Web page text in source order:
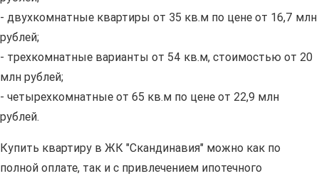
- двухкомнатные квартиры от 35 кв.м по цене от 16,7 млн
рублей;
- трехкомнатные варианты от 54 кв.м, стоимостью от 20
млн рублей;
- четырехкомнатные от 65 кв.м по цене от 22,9 млн
рублей.
Купить квартиру в ЖК "Скандинавия" можно как по
полной оплате, так и с привлечением ипотечного